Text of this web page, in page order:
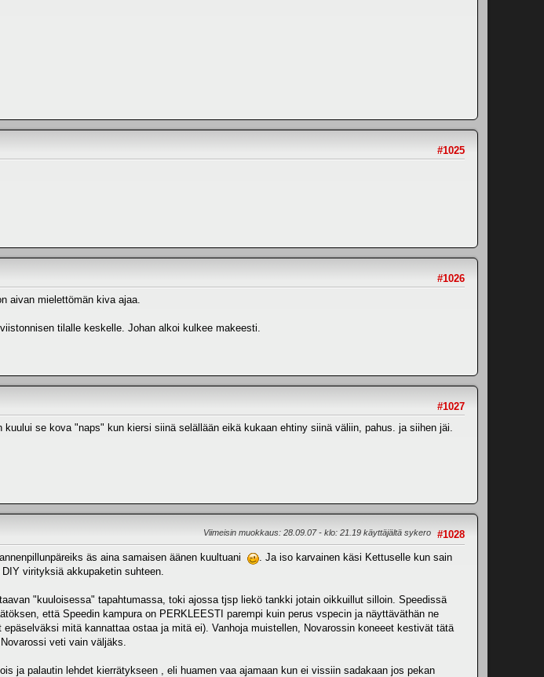
#1025
#1026
aivan mielettömän kiva ajaa.
tilalle keskelle. Johan alkoi kulkee makeesti.
#1027
se kova "naps" kun kiersi siinä selällään eikä kukaan ehtiny siinä väliin, pahus. ja siihen jäi.
#1028
Viimeisin muokkaus: 28.09.07 - klo: 21.19 käyttäjältä sykero
äs aina samaisen äänen kuultuani
. Ja iso karvainen käsi Kettuselle kun sain
virityksiä akkupaketin suhteen.
"kuuloisessa" tapahtumassa, toki ajossa tjsp liekö tankki jotain oikkuillut silloin. Speedissä
että Speedin kampura on PERKLEESTI parempi kuin perus vspecin ja näyttäväthän ne
mitä kannattaa ostaa ja mitä ei). Vanhoja muistellen, Novarossin koneeet kestivät tätä
veti vain väljäks.
ja palautin lehdet kierrätykseen , eli huamen vaa ajamaan kun ei vissiin sadakaan jos pekan